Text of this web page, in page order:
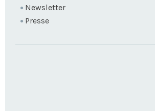
Newsletter
Presse